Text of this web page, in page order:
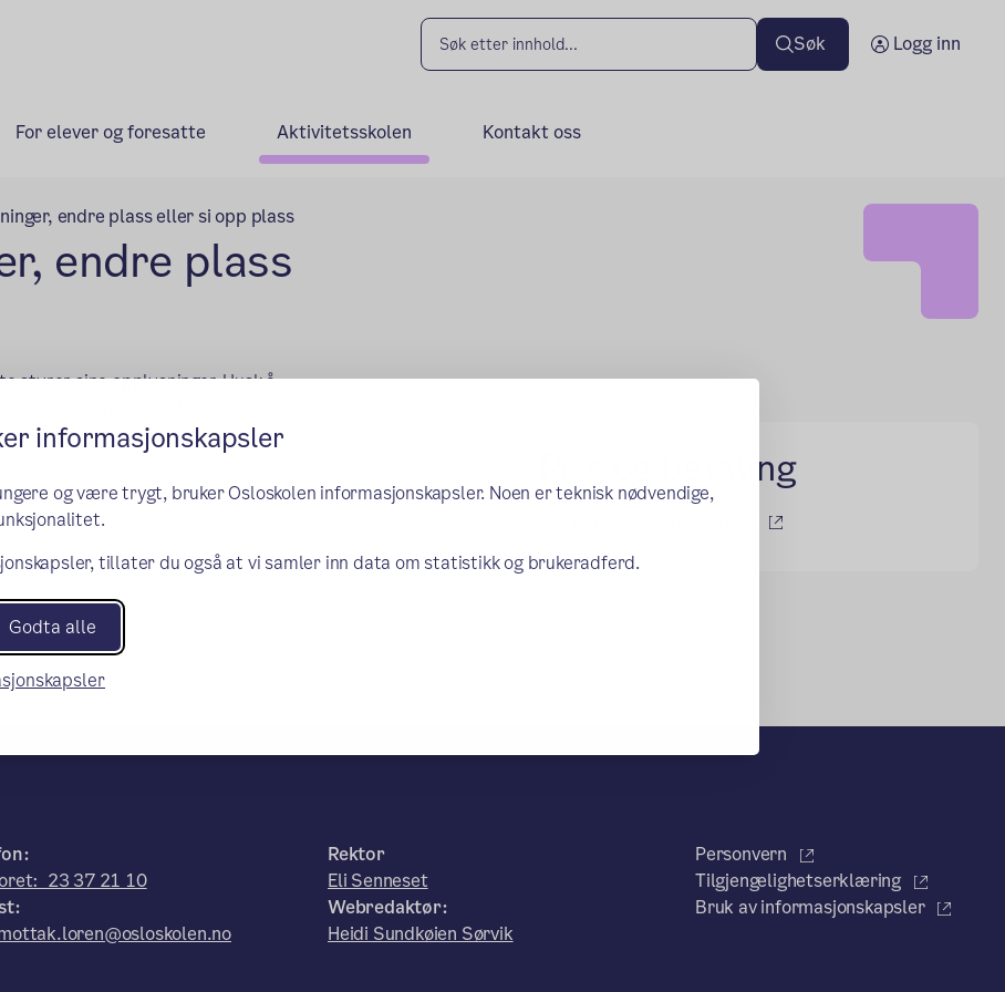
informasjonskapsler
og være trygt, bruker Osloskolen informasjonskapsler. Noen er teknisk nødvendige,
tillater du også at vi samler inn data om statistikk og brukeradferd.
Godta alle
Søk Logg inn
For elever og foresatte Aktivitetsskolen Kontakt oss
endre plass eller si opp plass
endre plass
styrer sine opplysninger. Husk å
alle byens skoler kan velges.
Pris og betaling
(ekstern lenke)
23 37 21 10
Rektor
Eli Senneset
Webredaktør:
Heidi Sundkøien Sørvik
Personvern
Tilgjengelighetserklæring
Bruk av informasjonskapsler